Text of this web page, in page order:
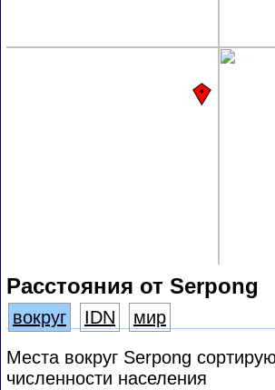
Расстояния от Serpong
вокруг IDN
мир
Места вокруг Serpong
численности населения